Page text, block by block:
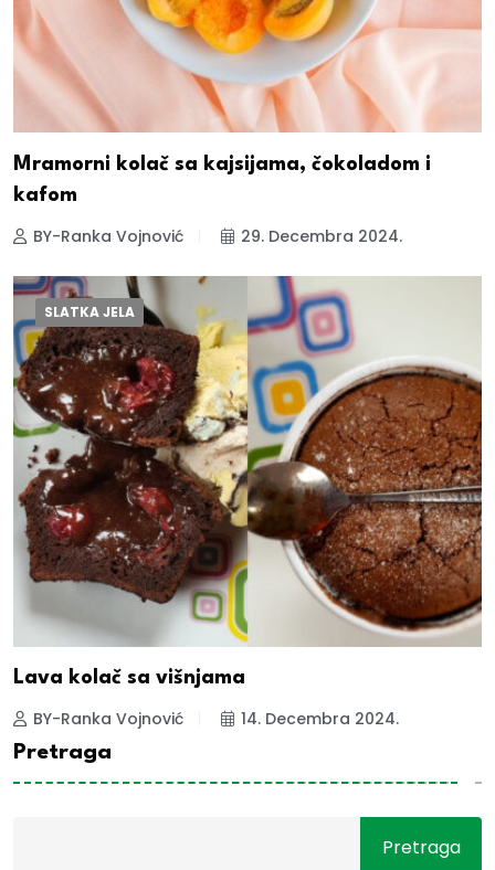
Mramorni kolač sa kajsijama, čokoladom i
kafom
BY-Ranka Vojnović 29. Decembra 2024.
SLATKA JELA
Lava kolač sa višnjama
BY-Ranka Vojnović
14. Decembra 2024.
Pretraga
Pretraga